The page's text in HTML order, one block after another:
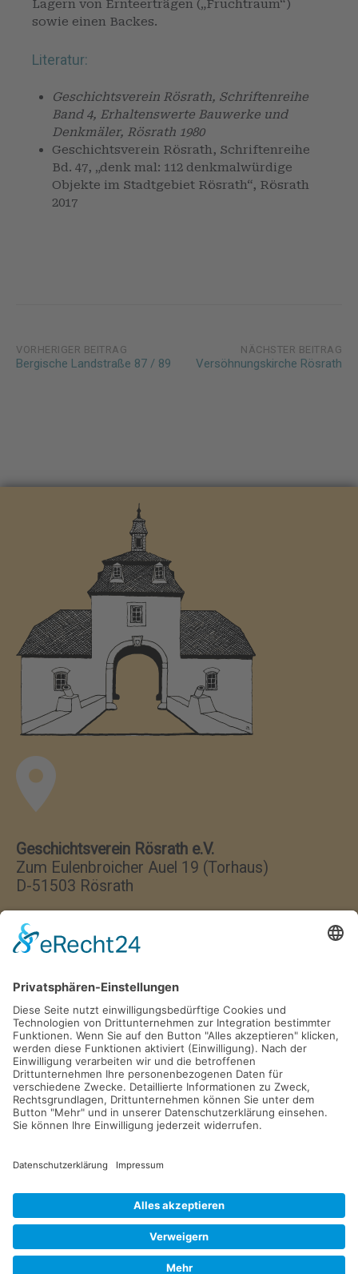
Lagern von Ernteerträgen („Fruchtraum“)
sowie einen Backes.
Literatur:
Geschichtsverein Rösrath, Schriftenreihe
Band 4, Erhaltenswerte Bauwerke und
Denkmäler, Rösrath 1980
Geschichtsverein Rösrath, Schriftenreihe
Bd. 47, „denk mal: 112 denkmalwürdige
Objekte im Stadtgebiet Rösrath“, Rösrath
2017
Post
navigation
VORHERIGER BEITRAG
Bergische Landstraße 87 / 89
NÄCHSTER BEITRAG
Versöhnungskirche Rösrath
Geschichtsverein Rösrath e.V.
Zum Eulenbroicher Auel 19 (Torhaus)
D-51503 Rösrath
Wir haben jeden Donnerstag
von 17:00–18:00 Uhr geöffnet.
Postfach 1329
D-51494 Rösrath
info@gv-roesrath.de
2026 © GESCHICHTSVEREIN RÖSRATH e.V.